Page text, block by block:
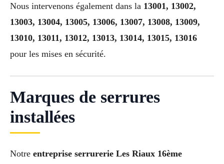
Nous intervenons également dans la 13001, 13002,
13003, 13004, 13005, 13006, 13007, 13008, 13009,
13010, 13011, 13012, 13013, 13014, 13015, 13016
pour les mises en sécurité.
Marques de serrures
installées
Notre entreprise serrurerie Les Riaux 16ème